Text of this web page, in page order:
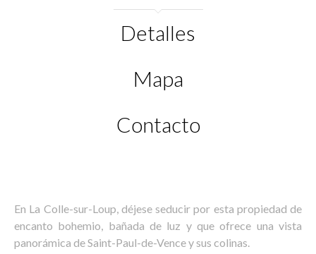
Detalles
Mapa
Contacto
En La Colle-sur-Loup, déjese seducir por esta propiedad de
encanto bohemio, bañada de luz y que ofrece una vista
panorámica de Saint-Paul-de-Vence y sus colinas.